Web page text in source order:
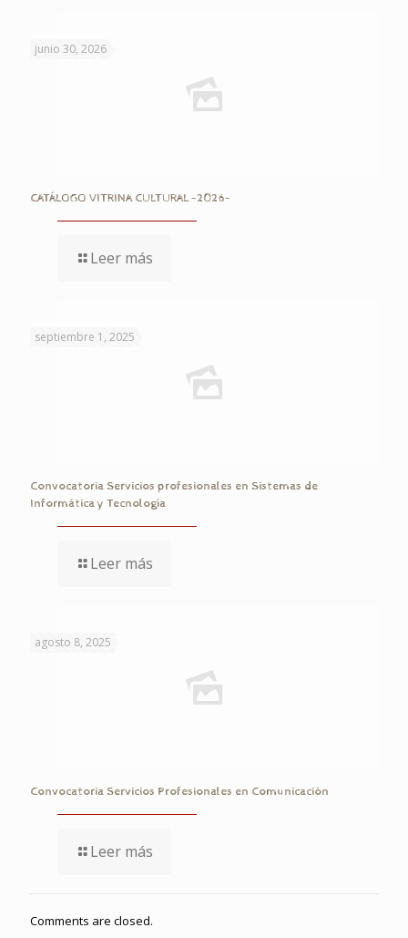
junio 30, 2026
CATÁLOGO VITRINA CULTURAL -2026-
Leer más
septiembre 1, 2025
Convocatoria Servicios profesionales en Sistemas de
Informática y Tecnología
Leer más
agosto 8, 2025
Convocatoria Servicios Profesionales en Comunicación
Leer más
Comments are closed.